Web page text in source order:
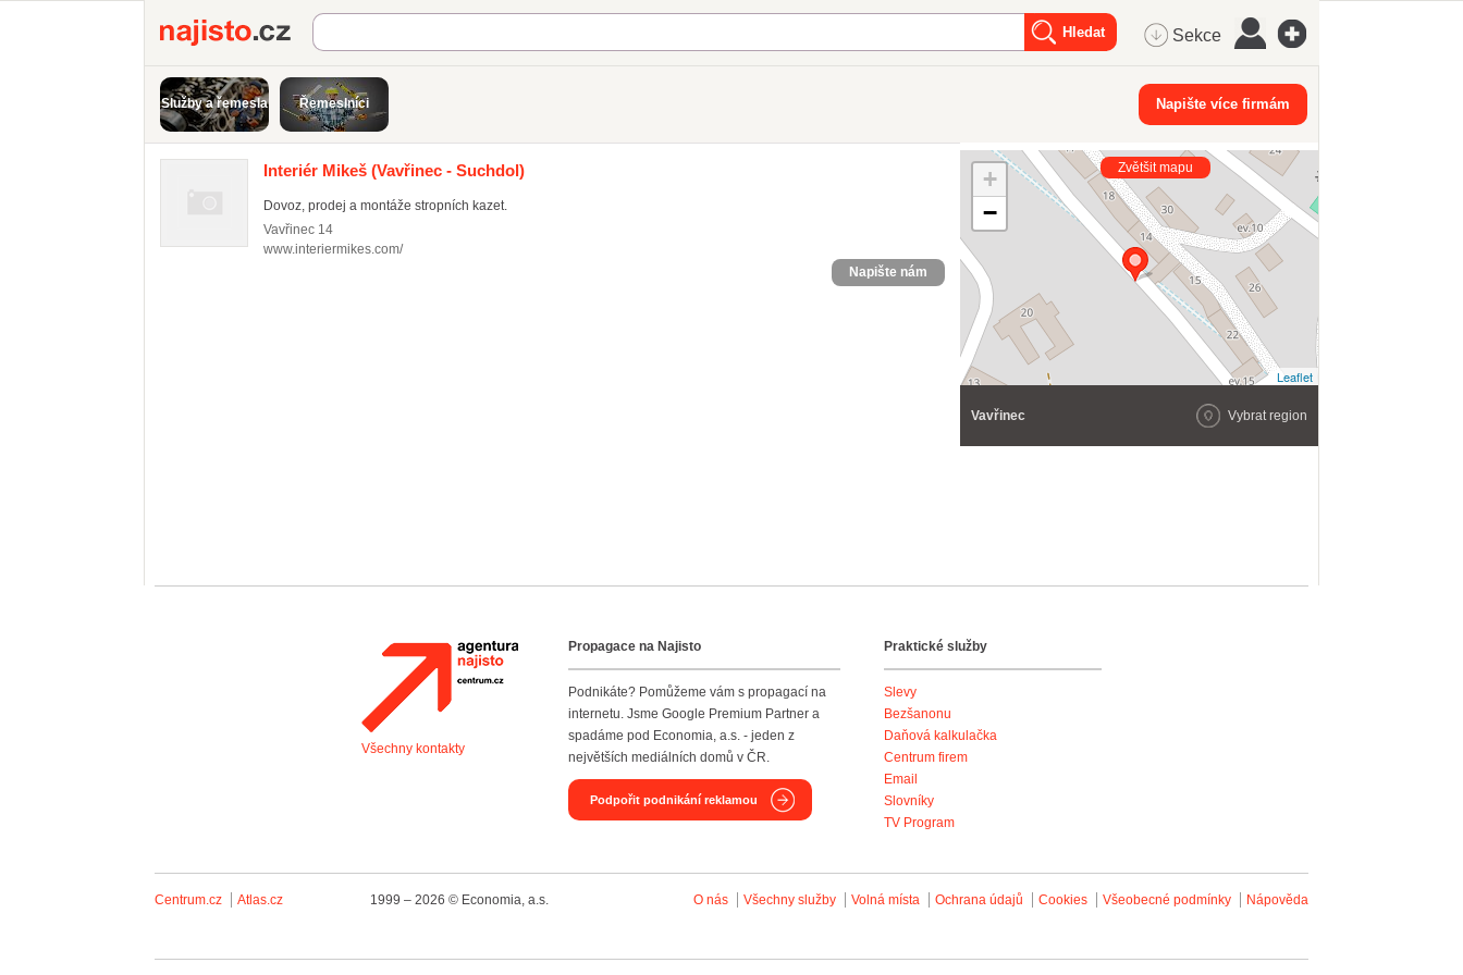
Najisto.cz Sekce
Služby a řemesla Řemeslníci Napište více firmám
Interiér Mikeš (Vavřinec - Suchdol)
Dovoz, prodej a montáže stropních kazet.
Vavřinec 14
www.interiermikes.com/
Napište nám
+
−
Leaflet
Zvětšit mapu
Vavřinec Vybrat region
Agentura Najisto
Všechny kontakty
Propagace na Najisto
Podnikáte? Pomůžeme vám s propagací na
internetu. Jsme Google Premium Partner a
spadáme pod Economia, a.s. - jeden z
největších mediálních domů v ČR.
Podpořit podnikání reklamou
Praktické služby
Slevy
Bezšanonu
Daňová kalkulačka
Centrum firem
Email
Slovníky
TV Program
Centrum.cz Atlas.cz 1999 – 2026 © Economia, a.s. O nás Všechny služby Volná místa Ochrana údajů Cookies Všeobecné podmínky Nápověda